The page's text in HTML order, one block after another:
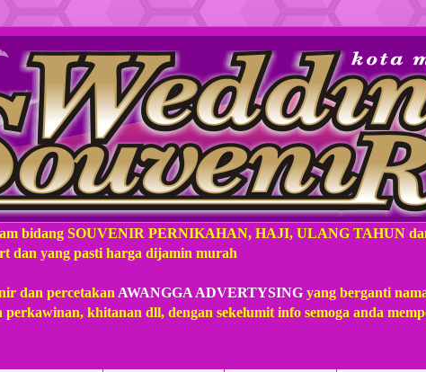
bidang SOUVENIR PERNIKAHAN, HAJI, ULANG TAHUN
dan yang pasti harga dijamin murah
dan percetakan AWANGGA ADVERTYSING yang berganti
khitanan dll, dengan sekelumit info semoga anda